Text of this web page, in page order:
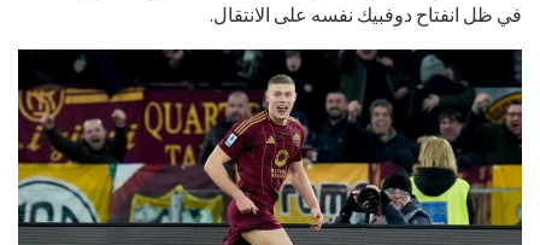
في ظل انفتاح دوفبيك نفسه على الانتقال.